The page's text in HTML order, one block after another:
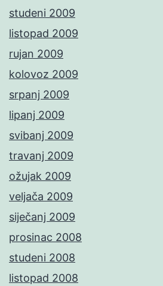
studeni 2009
listopad 2009
rujan 2009
kolovoz 2009
srpanj 2009
lipanj 2009
svibanj 2009
travanj 2009
ožujak 2009
veljača 2009
siječanj 2009
prosinac 2008
studeni 2008
listopad 2008